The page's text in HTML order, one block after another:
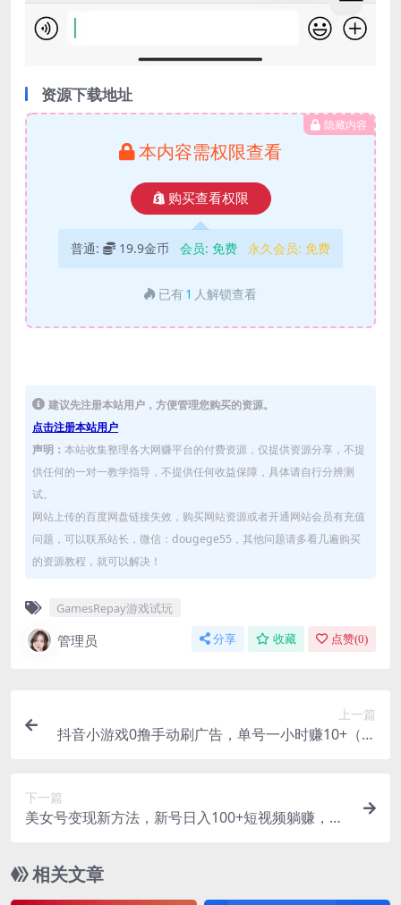
资源下载地址
隐藏内容
本内容需权限查看
购买查看权限
普通: 19.9金币 会员: 免费 永久会员: 免费
已有 1 人解锁查看
建议先注册本站用户，方便管理您购买的资源。
点击注册本站用户
声明： 本站收集整理各大网赚平台的付费资源，仅提供资源分享，不提
供任何的一对一教学指导，不提供任何收益保障，具体请自行分辨测
试。
网站上传的百度网盘链接失效，购买网站资源或者开通网站会员有充值
问题，可以联系站长，微信：dougege55，其他问题请多看几遍购买
的资源教程，就可以解决！
GamesRepay游戏试玩
管理员 分享 收藏 点赞(0)
上一篇
抖音小游戏0撸手动刷广告，单号一小时赚10+（开
下一篇
美女号变现新方法，新号日入100+短视频躺赚，发
相关文章